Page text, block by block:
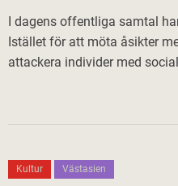
I dagens offentliga samtal
Istället för att möta åsikter
attackera individer med
Kultur Västasien